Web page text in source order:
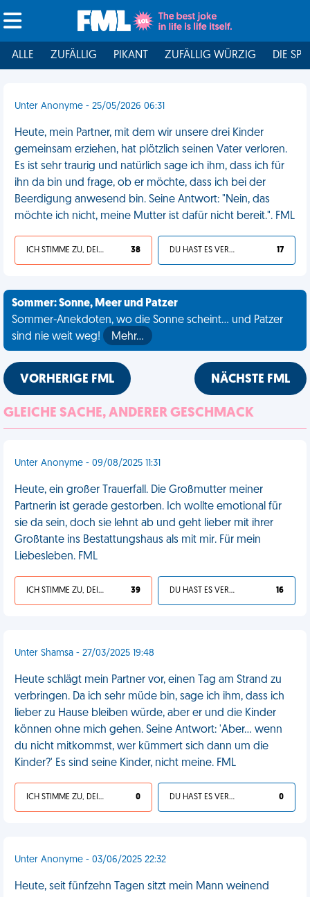
ALLE ZUFÄLLIG PIKANT ZUFÄLLIG WÜRZIG DIE
Unter Anonyme - 25/05/2026 06:31
Heute, mein Partner, mit dem wir unsere drei Kinder
gemeinsam erziehen, hat plötzlich seinen Vater verloren.
Es ist sehr traurig und natürlich sage ich ihm, dass ich für
ihn da bin und frage, ob er möchte, dass ich bei der
Beerdigung anwesend bin. Seine Antwort: "Nein, das
möchte ich nicht, meine Mutter ist dafür nicht bereit.". FML
ICH STIMME ZU, DEIN LEBEN IST SCHEISSE 38 DU HAST ES VERDIENT 17
Sommer: Sonne, Meer und Patzer
Sommer-Anekdoten, wo die Sonne scheint... und Patzer
sind nie weit weg!
Mehr…
VORHERIGE FML NÄCHSTE FML
GLEICHE SACHE, ANDERER GESCHMACK
Unter Anonyme - 09/08/2025 11:31
Heute, ein großer Trauerfall. Die Großmutter meiner
Partnerin ist gerade gestorben. Ich wollte emotional für
sie da sein, doch sie lehnt ab und geht lieber mit ihrer
Großtante ins Bestattungshaus als mit mir. Für mein
Liebesleben. FML
ICH STIMME ZU, DEIN LEBEN IST SCHEISSE 39 DU HAST ES VERDIENT 16
Unter Shamsa - 27/03/2025 19:48
Heute schlägt mein Partner vor, einen Tag am Strand zu
verbringen. Da ich sehr müde bin, sage ich ihm, dass ich
lieber zu Hause bleiben würde, aber er und die Kinder
können ohne mich gehen. Seine Antwort: 'Aber... wenn
du nicht mitkommst, wer kümmert sich dann um die
Kinder?' Es sind seine Kinder, nicht meine. FML
ICH STIMME ZU, DEIN LEBEN IST SCHEISSE 0 DU HAST ES VERDIENT 0
Unter Anonyme - 03/06/2025 22:32
Heute, seit fünfzehn Tagen sitzt mein Mann weinend